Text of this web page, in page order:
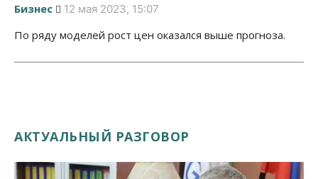
Бизнес 12 мая 2023, 15:07
По ряду моделей рост цен оказался выше прогноза.
АКТУАЛЬНЫЙ РАЗГОВОР